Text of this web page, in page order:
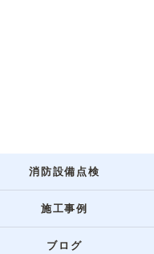
消防設備点検
施工事例
ブログ